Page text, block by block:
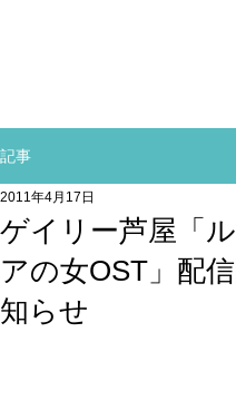
記事
ゲイリー芦屋「
アの女OST」配
知らせ
2011年4月17日